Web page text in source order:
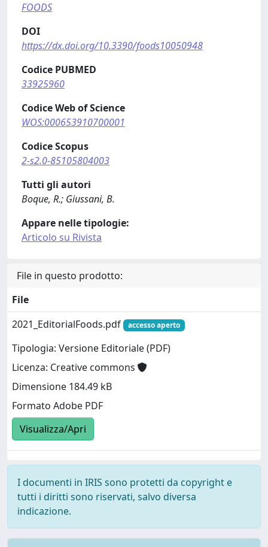
FOODS
DOI
https://dx.doi.org/10.3390/foods10050948
Codice PUBMED
33925960
Codice Web of Science
WOS:000653910700001
Codice Scopus
2-s2.0-85105804003
Tutti gli autori
Boque, R.; Giussani, B.
Appare nelle tipologie:
Articolo su Rivista
File in questo prodotto:
File
2021_EditorialFoods.pdf
accesso aperto
Tipologia: Versione Editoriale (PDF)
Licenza: Creative commons
Dimensione 184.49 kB
Formato Adobe PDF
Visualizza/Apri
I documenti in IRIS sono protetti da copyright e
tutti i diritti sono riservati, salvo diversa
indicazione.